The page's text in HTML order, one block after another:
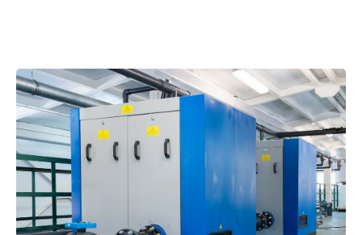
ОЧИСТКИ
ОДНИМ ИЗ ВАЖНЫХ ПОКАЗАТЕЛЕЙ,
ОТРАЖАЮЩИМ СПОСОБНОСТЬ
ПРИСУТСТВУЮЩИХ В ВОДЕ ЗАГРЯЗНЕНИЙ
ПОДВЕРГАТЬСЯ БИОЛОГИЧЕСКОМУ
РАЗЛОЖЕНИЮ ЯВЛЯЕТСЯ ОТНОШЕНИЕ
БПКПОЛН./ХПК